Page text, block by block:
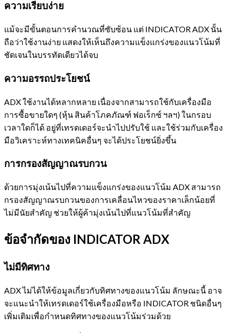
ความเรียบง่าย
แม้จะมีขั้นตอนการคำนวณที่ซับซ้อน แต่ INDICATOR ADX นั้น
ถือว่าใช้งานง่าย แสดงให้เห็นถึงความแข็งแกร่งของแนวโน้มที่
ชัดเจนในบรรทัดเดียวได้จบ
ความอรรถประโยชน์
ADX ใช้งานได้หลากหลาย เนื่องจากสามารถใช้กับเครื่องมือ
การซื้อขายใดๆ (หุ้น สินค้าโภคภัณฑ์ ฟอเร็กซ์ ฯลฯ) ในกรอบ
เวลาใดก็ได้ อยู่ที่เทรดเดอร์จะนำไปปรับใช้ และใช้ร่วมกับเครื่อง
มือวิเคราะห์ทางเทคนิคอื่นๆ จะได้ประโยชน์ยิ่งขึ้น
การกรองสัญญาณรบกวน
ด้วยการมุ่งเน้นไปที่ความแข็งแกร่งของแนวโน้ม ADX สามารถ
กรองสัญญาณรบกวนของการเคลื่อนไหวของราคาเล็กน้อยที่
ไม่มีนัยสำคัญ ช่วยให้ผู้ค้ามุ่งเน้นไปที่แนวโน้มที่สำคัญ
ข้อจำกัดของ INDICATOR ADX
ไม่มีทิศทาง
ADX ไม่ได้ให้ข้อมูลเกี่ยวกับทิศทางของแนวโน้ม ลักษณะนี้ อาจ
จะแนะนำให้เทรดเดอร์ใช้เครื่องมือหรือ INDICATOR ชนิดอื่นๆ
เพิ่มเติมเพื่อกำหนดทิศทางของแนวโน้มร่วมด้วย